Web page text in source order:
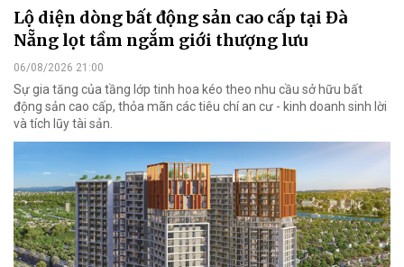
Lộ diện dòng bất động sản cao cấp tại Đà
Nẵng lọt tầm ngắm giới thượng lưu
06/08/2026 21:00
Sự gia tăng của tầng lớp tinh hoa kéo theo nhu cầu sở hữu bất
động sản cao cấp, thỏa mãn các tiêu chí an cư - kinh doanh sinh lời
và tích lũy tài sản.